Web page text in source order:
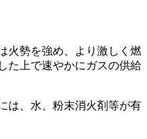
火勢を強め、より激しく燃
た上で速やかにガスの供給
は、水、粉末消火剤等が有